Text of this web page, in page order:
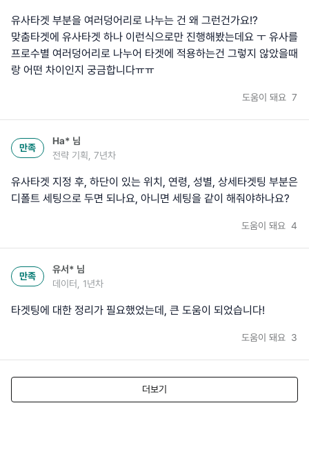
유사타겟 부분을 여러덩어리로 나누는 건 왜 그런건가요!?
맞춤타겟에 유사타겟 하나 이런식으로만 진행해봤는데요 ㅜ 유사를
프로수별 여러덩어리로 나누어 타겟에 적용하는건 그렇지 않았을때
랑 어떤 차이인지 궁금합니다ㅠㅠ
도움이 돼요 7
만족
Ha* 님
전략 기획, 7년차
유사타겟 지정 후, 하단이 있는 위치, 연령, 성별, 상세타겟팅 부분은
디폴트 세팅으로 두면 되나요, 아니면 세팅을 같이 해줘야하나요?
도움이 돼요 4
만족
유서* 님
데이터, 1년차
타겟팅에 대한 정리가 필요했었는데, 큰 도움이 되었습니다!
도움이 돼요 3
더보기